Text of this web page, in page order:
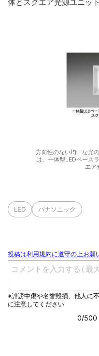
体とスクエア光源ユニッ
方向性のない均一な光
は、一体型LEDベース
エア
LED パナソニック